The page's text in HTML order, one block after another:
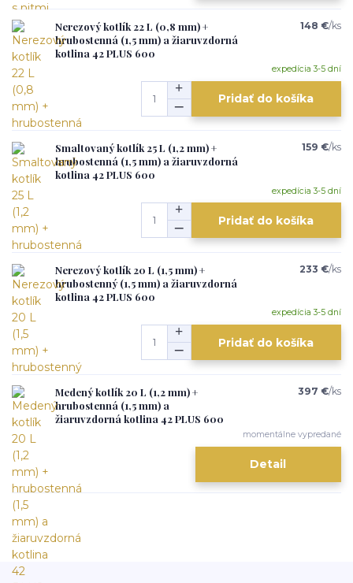
Nerezový kotlík 22 L (0,8 mm) +
hrubostenná (1,5 mm) a žiaruvzdorná
kotlina 42 PLUS 600
148 €/ks
expedícia 3-5 dní
Pridať do košíka
Smaltovaný kotlík 25 L (1,2 mm) +
hrubostenná (1,5 mm) a žiaruvzdorná
kotlina 42 PLUS 600
159 €/ks
expedícia 3-5 dní
Pridať do košíka
Nerezový kotlík 20 L (1,5 mm) +
hrubostenný (1,5 mm) a žiaruvzdorná
kotlina 42 PLUS 600
233 €/ks
expedícia 3-5 dní
Pridať do košíka
Medený kotlík 20 L (1,2 mm) +
hrubostenná (1,5 mm) a
žiaruvzdorná kotlina 42 PLUS 600
397 €/ks
momentálne vypredané
Detail